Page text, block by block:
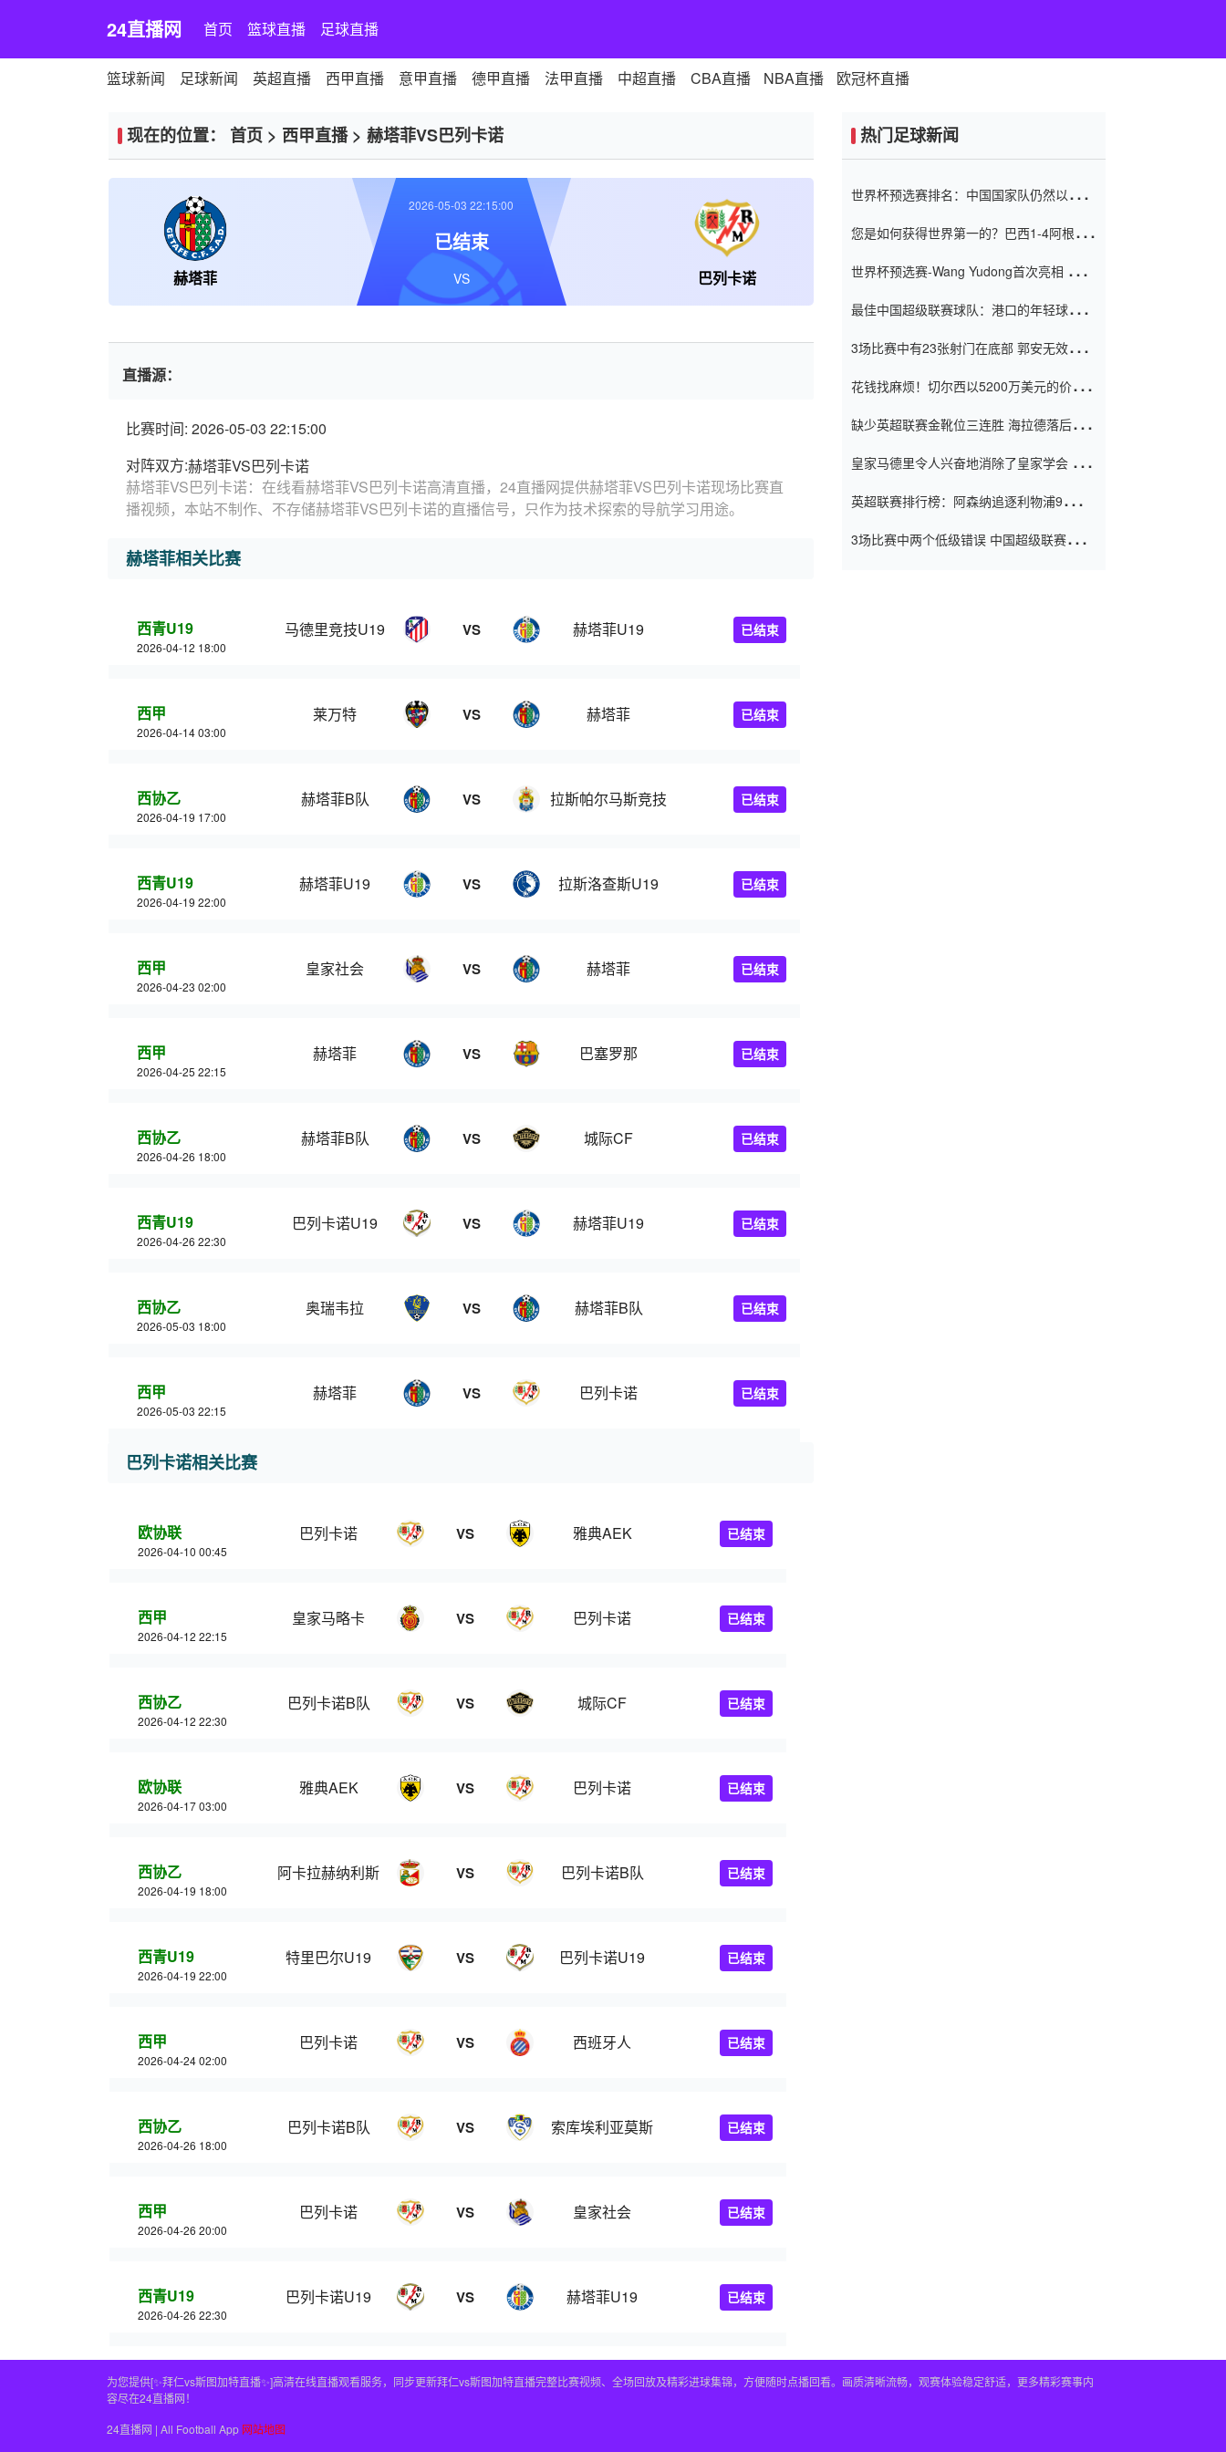
24直播网 首页 篮球直播 足球直播
篮球新闻 足球新闻 英超直播 西甲直播 意甲直播 德甲直播 法甲直播 中超直播 CBA直播 NBA直播 欧冠杯直播
现在的位置： 首页 > 西甲直播> 赫塔菲VS巴列卡诺
赫塔菲 巴列卡诺
2026-05-03 22:15:00
已结束
VS
直播源：
比赛时间: 2026-05-03 22:15:00
对阵双方:赫塔菲VS巴列卡诺
赫塔菲VS巴列卡诺：在线看赫塔菲VS巴列卡诺高清直播，24直播网提供赫塔菲VS巴列卡诺现场比赛直
播视频，本站不制作、不存储赫塔菲VS巴列卡诺的直播信号，只作为技术探索的导航学习用途。
赫塔菲相关比赛
西青U19
2026-04-12 18:00
马德里竞技U19 VS 赫塔菲U19 已结束
西甲
2026-04-14 03:00
莱万特 VS 赫塔菲 已结束
西协乙
2026-04-19 17:00
赫塔菲B队 VS 拉斯帕尔马斯竞技 已结束
西青U19
2026-04-19 22:00
赫塔菲U19 VS 拉斯洛查斯U19 已结束
西甲
2026-04-23 02:00
皇家社会 VS 赫塔菲 已结束
西甲
2026-04-25 22:15
赫塔菲 VS 巴塞罗那 已结束
西协乙
2026-04-26 18:00
赫塔菲B队 VS 城际CF 已结束
西青U19
2026-04-26 22:30
巴列卡诺U19 VS 赫塔菲U19 已结束
西协乙
2026-05-03 18:00
奥瑞韦拉 VS 赫塔菲B队 已结束
西甲
2026-05-03 22:15
赫塔菲 VS 巴列卡诺 已结束
巴列卡诺相关比赛
欧协联
2026-04-10 00:45
巴列卡诺 VS 雅典AEK 已结束
西甲
2026-04-12 22:15
皇家马略卡 VS 巴列卡诺 已结束
西协乙
2026-04-12 22:30
巴列卡诺B队 VS 城际CF 已结束
欧协联
2026-04-17 03:00
雅典AEK VS 巴列卡诺 已结束
西协乙
2026-04-19 18:00
阿卡拉赫纳利斯 VS 巴列卡诺B队 已结束
西青U19
2026-04-19 22:00
特里巴尔U19 VS 巴列卡诺U19 已结束
西甲
2026-04-24 02:00
巴列卡诺 VS 西班牙人 已结束
西协乙
2026-04-26 18:00
巴列卡诺B队 VS 索库埃利亚莫斯 已结束
西甲
2026-04-26 20:00
巴列卡诺 VS 皇家社会 已结束
西青U19
2026-04-26 22:30
巴列卡诺U19 VS 赫塔菲U19 已结束
热门足球新闻
世界杯预选赛排名：中国国家队仍然以6分
您是如何获得世界第一的？巴西1-4阿根
世界杯预选赛-Wang Yudong首次亮相 中国
最佳中国超级联赛球队：港口的年轻球员在
（Taishan）
3场比赛中有23张射门在底部 郭安无效传球
花钱找麻烦！切尔西以5200万美元的价格
窗口
缺少英超联赛金靴位三连胜 海拉德落后6球
皇家马德里令人兴奋地消除了皇家学会 安
英超联赛排行榜：阿森纳追逐利物浦9分 曼
3场比赛中两个低级错误 中国超级联赛的前
为您提供[✨拜仁vs斯图加特直播✨]高清在线直播观看服务，同步更新拜仁vs斯图加特直播完整比赛视频、全场回放及精彩进球集锦，方便随时点播回看。画质清晰流畅，观赛体验稳定舒适，更多精彩赛事内
容尽在24直播网！
24直播网 | All Football App 网站地图